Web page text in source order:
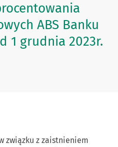
ABS Banku
1 grudnia 2023r.
związku z zaistnieniem